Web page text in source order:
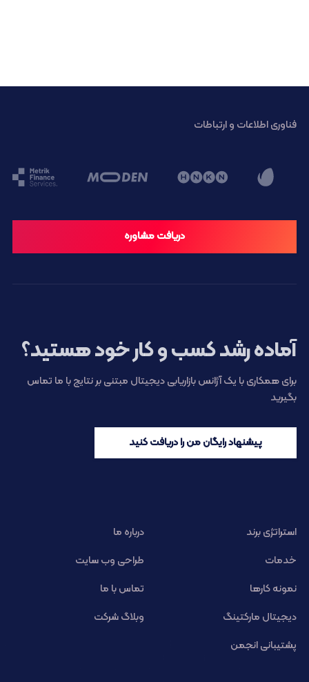
فناوری اطلاعات و ارتباطات
دریافت مشاوره
آماده رشد کسب و کار خود هستید؟
برای همکاری با یک آژانس بازاریابی دیجیتال مبتنی بر نتایج با ما تماس
بگیرید
پیشنهاد رایگان من را دریافت کنید
استراتژی برند
درباره ما
خدمات
طراحی وب سایت
نمونه کارها
تماس با ما
دیجیتال مارکتینگ
وبلاگ شرکت
پشتیبانی انجمن